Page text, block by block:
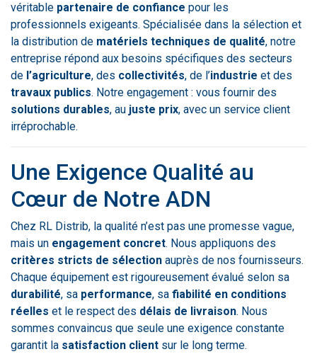
véritable partenaire de confiance pour les
professionnels exigeants. Spécialisée dans la sélection et
la distribution de matériels techniques de qualité, notre
entreprise répond aux besoins spécifiques des secteurs
de l’agriculture, des collectivités, de l’industrie et des
travaux publics. Notre engagement : vous fournir des
solutions durables, au juste prix, avec un service client
irréprochable.
Une Exigence Qualité au
Cœur de Notre ADN
Chez RL Distrib, la qualité n’est pas une promesse vague,
mais un engagement concret. Nous appliquons des
critères stricts de sélection auprès de nos fournisseurs.
Chaque équipement est rigoureusement évalué selon sa
durabilité, sa performance, sa fiabilité en conditions
réelles et le respect des délais de livraison. Nous
sommes convaincus que seule une exigence constante
garantit la satisfaction client sur le long terme.